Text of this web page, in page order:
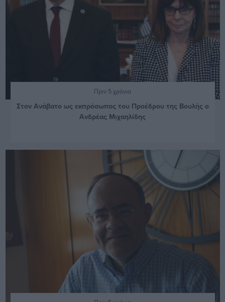
Πριν 5 χρόνια
Στον Ανάβατο ως εκπρόσωπος του Προέδρου της Βουλής ο
Ανδρέας Μιχαηλίδης